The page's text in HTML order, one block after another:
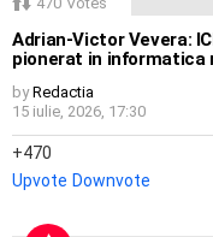
Adrian-Victor Vevera:
pionerat in informatica
by Redactia
15 iulie, 2026, 17:30
470
Upvote Downvote